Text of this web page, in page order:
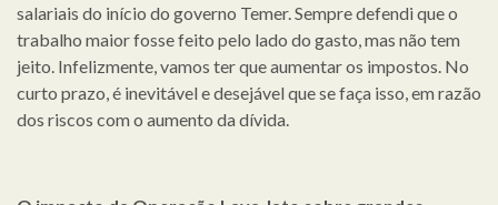
salariais do início do governo Temer. Sempre defendi que o
trabalho maior fosse feito pelo lado do gasto, mas não tem
jeito. Infelizmente, vamos ter que aumentar os impostos. No
curto prazo, é inevitável e desejável que se faça isso, em razão
dos riscos com o aumento da dívida.